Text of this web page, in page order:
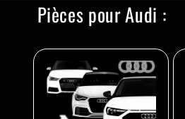
Pièces pour Audi :